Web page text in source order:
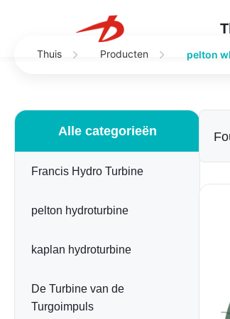
Thuis Producten pelton
Alle categorieën
Francis Hydro Turbine
pelton hydroturbine
kaplan hydroturbine
De Turbine van de
Turgoimpuls